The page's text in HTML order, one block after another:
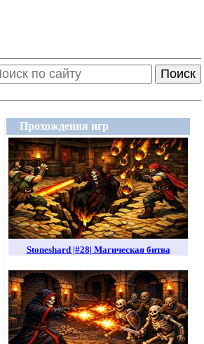
Поиск
Прохождения игр
Stoneshard |#28| Магическая битва